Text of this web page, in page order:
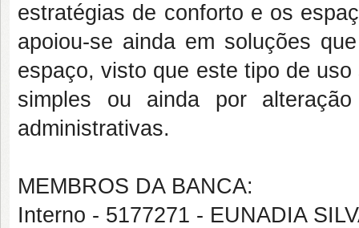
estratégias de conforto e os
apoiou-se ainda em soluções
espaço, visto que este tipo de
simples ou ainda por
administrativas.
MEMBROS DA BANCA:
Interno - 5177271 - EUNADIA